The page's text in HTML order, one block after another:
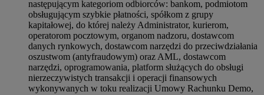
następującym kategoriom odbiorców: bankom, podmiotom
obsługującym szybkie płatności, spółkom z grupy
kapitałowej, do której należy Administrator, kurierom,
operatorom pocztowym, organom nadzoru, dostawcom
danych rynkowych, dostawcom narzędzi do przeciwdziałania
oszustwom (antyfraudowym) oraz AML, dostawcom
narzędzi, oprogramowania, platform służących do obsługi
nierzeczywistych transakcji i operacji finansowych
wykonywanych w toku realizacji Umowy Rachunku Demo,